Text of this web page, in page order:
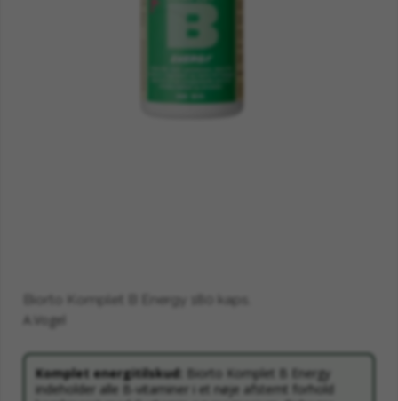
Biorto Komplet B Energy 180 kaps.
A.Vogel
Komplet energitilskud: Biorto Komplet B Energy
indeholder alle B-vitaminer i et nøje afstemt forhold